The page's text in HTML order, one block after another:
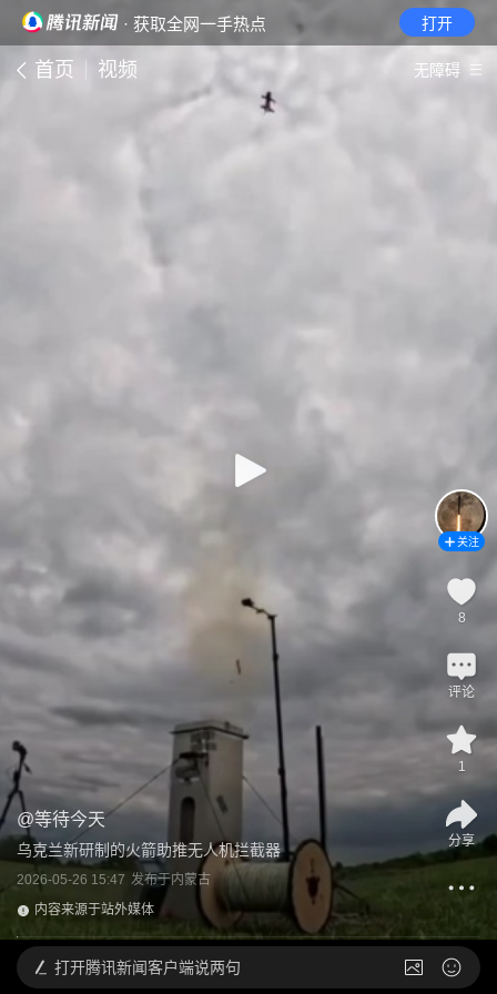
· 获取全网一手热点 打开
首页 视频 无障碍
@等待今天
乌克兰新研制的火箭助推无人机拦截器
2026-05-26 15:47 发布于内蒙古
内容来源于站外媒体
关注
8
评论
1
分享
打开腾讯新闻客户端说两句